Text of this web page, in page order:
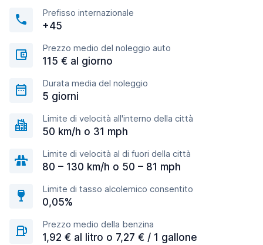
Prefisso internazionale
+45
Prezzo medio del noleggio auto
115 € al giorno
Durata media del noleggio
5 giorni
Limite di velocità all'interno della città
50 km/h o 31 mph
Limite di velocità al di fuori della città
80 – 130 km/h o 50 – 81 mph
Limite di tasso alcolemico consentito
0,05%
Prezzo medio della benzina
1,92 € al litro o 7,27 € / 1 gallone